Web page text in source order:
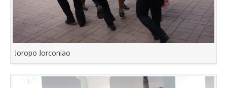
Joropo Jorconiao